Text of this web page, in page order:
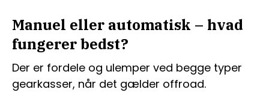
Manuel eller automatisk – hvad
fungerer bedst?
Der er fordele og ulemper ved begge typer
gearkasser, når det gælder offroad.